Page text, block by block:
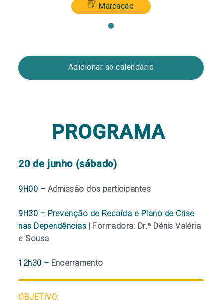
Marcação
Adicionar ao calendário
PROGRAMA
20 de junho (sábado)
9H00 – Admissão dos participantes
9H30 – Prevenção de Recaída e Plano de Crise
nas Dependências | Formadora: Dr.ª Dénis Valéria
e Sousa
12h30 – Encerramento
OBJETIVO: